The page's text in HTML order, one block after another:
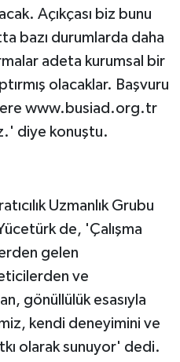
Açıkçası biz bunu
bazı durumlarda daha
adeta kurumsal bir
olacaklar. Başvuru
www.busiad.org.tr
diye konuştu.
Uzmanlık Grubu
de, 'Çalışma
gelen
ve
gönüllülük esasıyla
kendi deneyimini ve
olarak sunuyor' dedi.